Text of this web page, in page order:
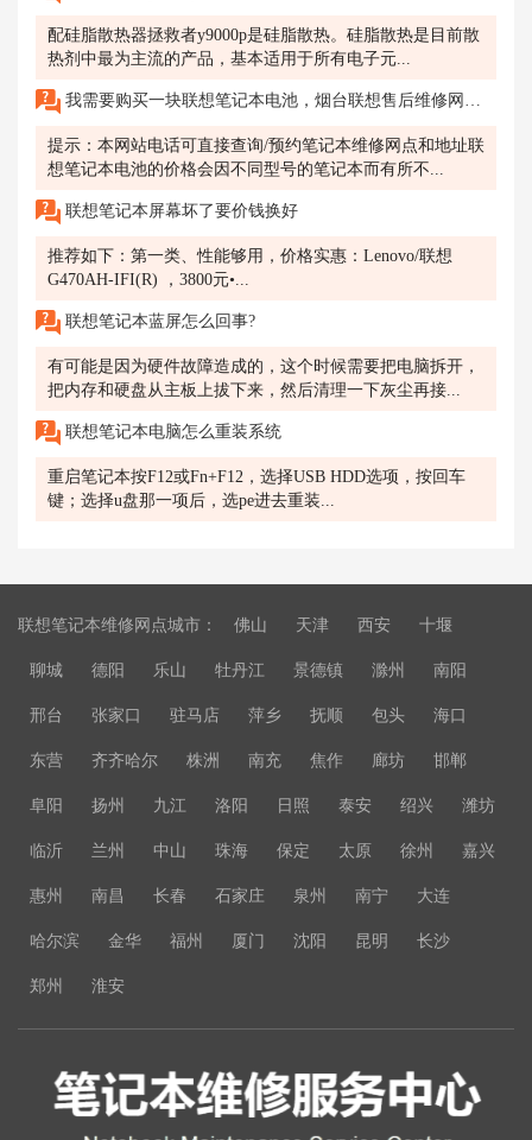
配硅脂散热器拯救者y9000p是硅脂散热。硅脂散热是目前散
热剂中最为主流的产品，基本适用于所有电子元...
我需要购买一块联想笔记本电池，烟台联想售后维修网点的电池价格是多少?
提示：本网站电话可直接查询/预约笔记本维修网点和地址联
想笔记本电池的价格会因不同型号的笔记本而有所不...
联想笔记本屏幕坏了要价钱换好
推荐如下：第一类、性能够用，价格实惠：Lenovo/联想
G470AH-IFI(R) ，3800元•...
联想笔记本蓝屏怎么回事?
有可能是因为硬件故障造成的，这个时候需要把电脑拆开，
把内存和硬盘从主板上拔下来，然后清理一下灰尘再接...
联想笔记本电脑怎么重装系统
重启笔记本按F12或Fn+F12，选择USB HDD选项，按回车
键；选择u盘那一项后，选pe进去重装...
联想笔记本维修网点城市： 佛山 天津 西安 十堰
聊城 德阳 乐山 牡丹江 景德镇 滁州 南阳
邢台 张家口 驻马店 萍乡 抚顺 包头 海口
东营 齐齐哈尔 株洲 南充 焦作 廊坊 邯郸
阜阳 扬州 九江 洛阳 日照 泰安 绍兴 潍坊
临沂 兰州 中山 珠海 保定 太原 徐州 嘉兴
惠州 南昌 长春 石家庄 泉州 南宁 大连
哈尔滨 金华 福州 厦门 沈阳 昆明 长沙
郑州 淮安